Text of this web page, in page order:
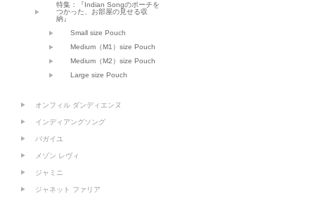
特集：『Indian Songのポーチを
つかった、お部屋の見せる収
納』
Small size Pouch
Medium（M1）size Pouch
Medium（M2）size Pouch
Large size Pouch
オンフィル ダンディエンヌ
インディアングソング
バガイユ
メゾン レヴィ
ジャミニ
ジャネット ファリア